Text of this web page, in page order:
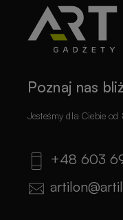
Poznaj nas
Jesteśmy dla Ciebie